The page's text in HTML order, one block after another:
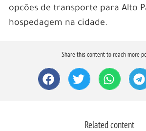
opcões de transporte para Alto
hospedagem na cidade.
Share this content to reach more
Related content